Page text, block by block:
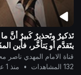
تَذكيرٌ وتَحذيرٌ كَبيرٌ أنَّ
يتَقدَّم أو يَتأخَّر، فأين
قناة الامام المهدي ناصر
132 المشاهدات
• منذ 1 عام